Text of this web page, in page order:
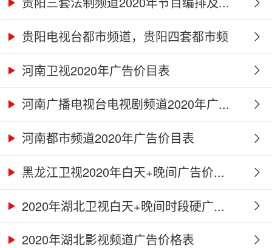
贵阳电视台都市频道，贵阳四套都市频
道...河南卫视2020年广告价目表
河南广播电视台电视剧频道2020年广...
河南都市频道2020年广告价目表
黑龙江卫视2020年白天+晚间广告价...
2020年湖北卫视白天+晚间时段硬广...
2020年湖北影视频道广告价格表